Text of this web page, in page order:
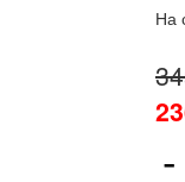
На
-